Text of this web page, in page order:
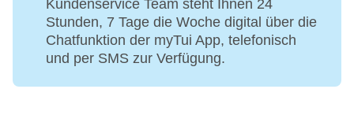
Kundenservice Team steht Ihnen 24
Stunden, 7 Tage die Woche digital über die
Chatfunktion der myTui App, telefonisch
und per SMS zur Verfügung.